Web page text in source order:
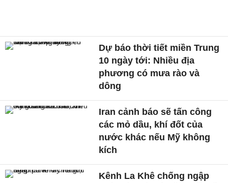
Dự báo thời tiết miền Trung
10 ngày tới: Nhiều địa
phương có mưa rào và
dông
Iran cảnh báo sẽ tấn công
các mỏ dầu, khí đốt của
nước khác nếu Mỹ không
kích
Kênh La Khê chống ngập